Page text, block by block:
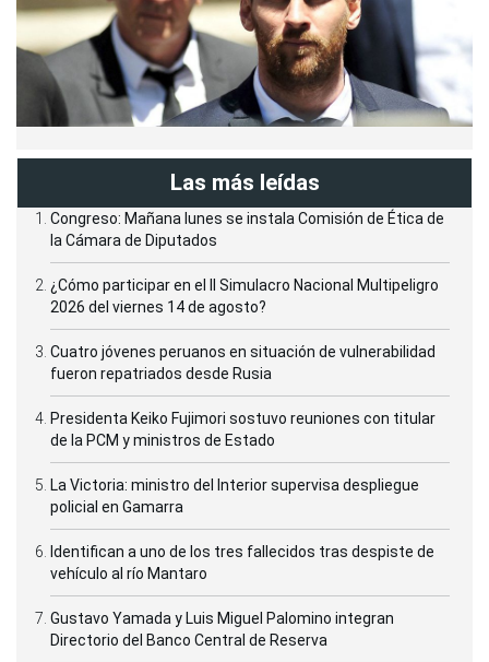
Las más leídas
Congreso: Mañana lunes se instala Comisión de Ética de
la Cámara de Diputados
¿Cómo participar en el II Simulacro Nacional Multipeligro
2026 del viernes 14 de agosto?
Cuatro jóvenes peruanos en situación de vulnerabilidad
fueron repatriados desde Rusia
Presidenta Keiko Fujimori sostuvo reuniones con titular
de la PCM y ministros de Estado
La Victoria: ministro del Interior supervisa despliegue
policial en Gamarra
Identifican a uno de los tres fallecidos tras despiste de
vehículo al río Mantaro
Gustavo Yamada y Luis Miguel Palomino integran
Directorio del Banco Central de Reserva